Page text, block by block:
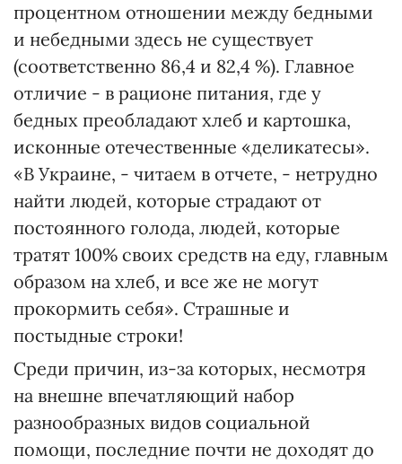
процентном отношении между бедными
и небедными здесь не существует
(соответственно 86,4 и 82,4 %). Главное
отличие - в рационе питания, где у
бедных преобладают хлеб и картошка,
исконные отечественные «деликатесы».
«В Украине, - читаем в отчете, - нетрудно
найти людей, которые страдают от
постоянного голода, людей, которые
тратят 100% своих средств на еду, главным
образом на хлеб, и все же не могут
прокормить себя». Страшные и
постыдные строки!
Среди причин, из-за которых, несмотря
на внешне впечатляющий набор
разнообразных видов социальной
помощи, последние почти не доходят до